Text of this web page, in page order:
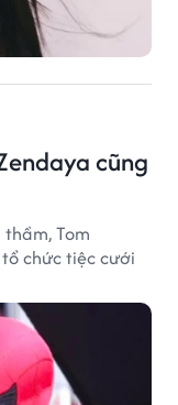
cũng
Tom
chức tiệc cưới